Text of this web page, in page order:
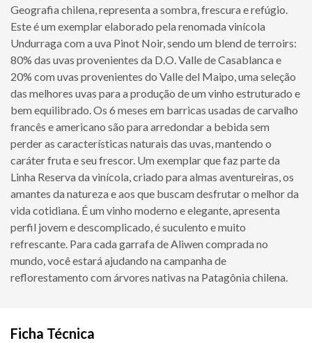
Geografia chilena, representa a sombra, frescura e refúgio.
Este é um exemplar elaborado pela renomada vinícola
Undurraga com a uva Pinot Noir, sendo um blend de terroirs:
80% das uvas provenientes da D.O. Valle de Casablanca e
20% com uvas provenientes do Valle del Maipo, uma seleção
das melhores uvas para a produção de um vinho estruturado e
bem equilibrado. Os 6 meses em barricas usadas de carvalho
francês e americano são para arredondar a bebida sem
perder as características naturais das uvas, mantendo o
caráter fruta e seu frescor. Um exemplar que faz parte da
Linha Reserva da vinícola, criado para almas aventureiras, os
amantes da natureza e aos que buscam desfrutar o melhor da
vida cotidiana. É um vinho moderno e elegante, apresenta
perfil jovem e descomplicado, é suculento e muito
refrescante. Para cada garrafa de Aliwen comprada no
mundo, você estará ajudando na campanha de
reflorestamento com árvores nativas na Patagônia chilena.
Ficha Técnica